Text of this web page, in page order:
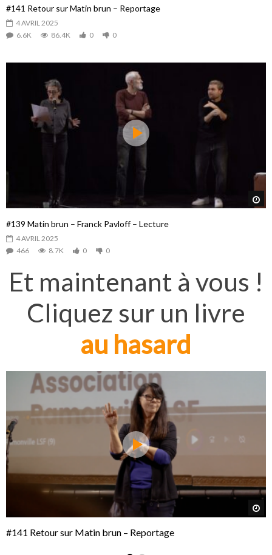
#141 Retour sur Matin brun – Reportage
4 AVRIL 2025
6.6K
86.4K 0 0
#139 Matin brun – Franck Pavloff – Lecture
4 AVRIL 2025
466
8.7K 0 0
Et maintenant à vous !
Cliquez sur un livre
au hasard
#141 Retour sur Matin brun – Reportage